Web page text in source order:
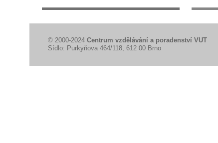
© 2000-2024 Centrum vzdělávání a poradenství VUT
Sídlo: Purkyňova 464/118, 612 00 Brno